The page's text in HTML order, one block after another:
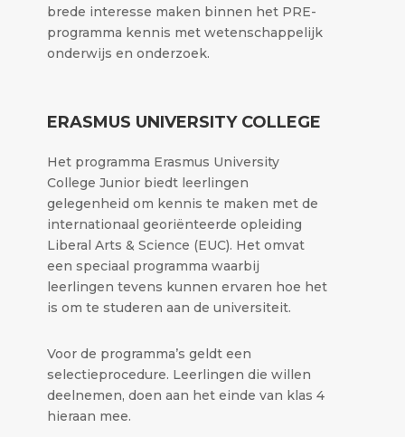
brede interesse maken binnen het PRE-
programma kennis met wetenschappelijk
onderwijs en onderzoek.
ERASMUS UNIVERSITY COLLEGE
Het programma Erasmus University
College Junior biedt leerlingen
gelegenheid om kennis te maken met de
internationaal georiënteerde opleiding
Liberal Arts & Science (EUC). Het omvat
een speciaal programma waarbij
leerlingen tevens kunnen ervaren hoe het
is om te studeren aan de universiteit.
Voor de programma’s geldt een
selectieprocedure. Leerlingen die willen
deelnemen, doen aan het einde van klas 4
hieraan mee.